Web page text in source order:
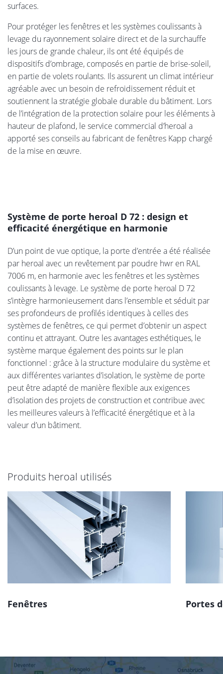
surfaces.
Pour protéger les fenêtres et les systèmes coulissants à
levage du rayonnement solaire direct et de la surchauffe
les jours de grande chaleur, ils ont été équipés de
dispositifs d’ombrage, composés en partie de brise-soleil,
en partie de volets roulants. Ils assurent un climat intérieur
agréable avec un besoin de refroidissement réduit et
soutiennent la stratégie globale durable du bâtiment. Lors
de l’intégration de la protection solaire pour les éléments à
hauteur de plafond, le service commercial d’heroal a
apporté ses conseils au fabricant de fenêtres Kapp chargé
de la mise en œuvre.
Système de porte heroal D 72 : design et
efficacité énergétique en harmonie
D’un point de vue optique, la porte d’entrée a été réalisée
par heroal avec un revêtement par poudre hwr en RAL
7006 m, en harmonie avec les fenêtres et les systèmes
coulissants à levage. Le système de porte heroal D 72
s’intègre harmonieusement dans l’ensemble et séduit par
ses profondeurs de profilés identiques à celles des
systèmes de fenêtres, ce qui permet d’obtenir un aspect
continu et attrayant. Outre les avantages esthétiques, le
système marque également des points sur le plan
fonctionnel : grâce à la structure modulaire du système et
aux différentes variantes d’isolation, le système de porte
peut être adapté de manière flexible aux exigences
d’isolation des projets de construction et contribue avec
les meilleures valeurs à l’efficacité énergétique et à la
valeur d’un bâtiment.
Produits heroal utilisés
Fenêtres Portes